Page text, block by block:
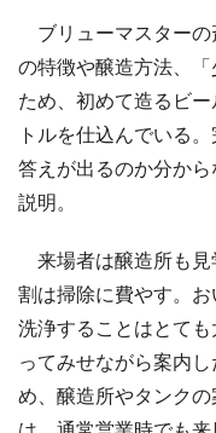
ブリューマスターの
の特徴や醸造方法、
ため、初めて造るビ
トルを仕込んでいる
答えが出るのか分か
説明。
来場者は醸造所も見
割は掃除に費やす。
洗浄することはとて
ってみせながら案内
め、醸造所やタンク